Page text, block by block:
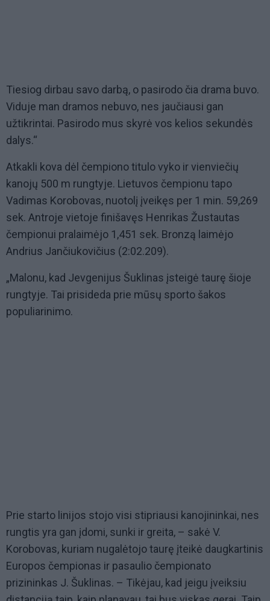
Tiesiog dirbau savo darbą, o pasirodo čia drama buvo.
Viduje man dramos nebuvo, nes jaučiausi gan
užtikrintai. Pasirodo mus skyrė vos kelios sekundės
dalys.“
Atkakli kova dėl čempiono titulo vyko ir vienviečių
kanojų 500 m rungtyje. Lietuvos čempionu tapo
Vadimas Korobovas, nuotolį įveikęs per 1 min. 59,269
sek. Antroje vietoje finišavęs Henrikas Žustautas
čempionui pralaimėjo 1,451 sek. Bronzą laimėjo
Andrius Jančiukovičius (2:02.209).
„Malonu, kad Jevgenijus Šuklinas įsteigė taurę šioje
rungtyje. Tai prisideda prie mūsų sporto šakos
populiarinimo.
Prie starto linijos stojo visi stipriausi kanojininkai, nes
rungtis yra gan įdomi, sunki ir greita, – sakė V.
Korobovas, kuriam nugalėtojo taurę įteikė daugkartinis
Europos čempionas ir pasaulio čempionato
prizininkas J. Šuklinas. – Tikėjau, kad jeigu įveiksiu